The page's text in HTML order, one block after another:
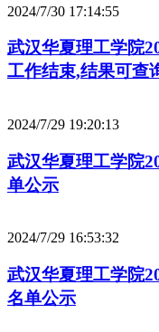
2024/7/30 17:14:55
武汉华夏理工学院
工作结束,结果可查
2024/7/29 19:20:13
武汉华夏理工学院
单公示
2024/7/29 16:53:32
武汉华夏理工学院
名单公示